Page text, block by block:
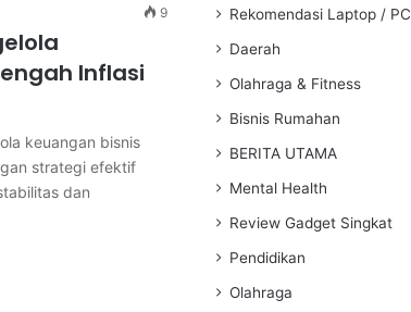
9
Inflasi
keuangan bisnis
strategi efektif
dan
Rekomendasi Laptop / PC
Daerah
Olahraga & Fitness
Bisnis Rumahan
BERITA UTAMA
Mental Health
Review Gadget Singkat
Pendidikan
Olahraga